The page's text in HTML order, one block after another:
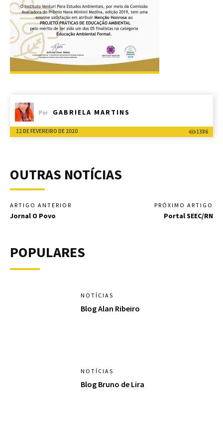
Por GABRIELA MARTINS
12 DE FEVEREIRO DE 2020 1386
OUTRAS NOTÍCIAS
ARTIGO ANTERIOR
Jornal O Povo
PRÓXIMO ARTIGO
Portal SEEC/RN
POPULARES
NOTÍCIAS
Blog Alan Ribeiro
NOTÍCIAS
Blog Bruno de Lira